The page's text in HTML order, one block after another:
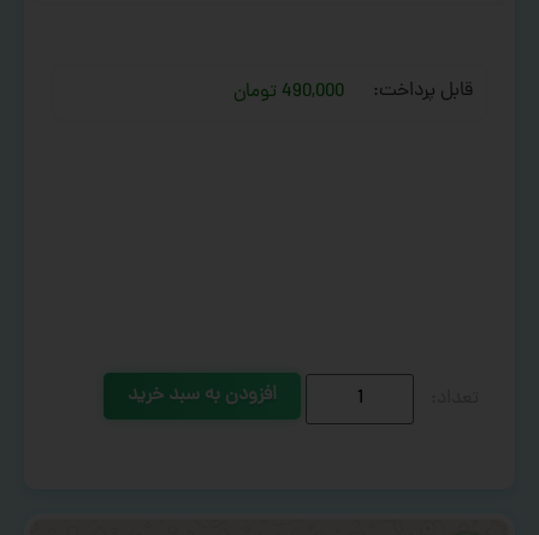
قابل پرداخت: 490,000 تومان
افزودن به سبد خرید